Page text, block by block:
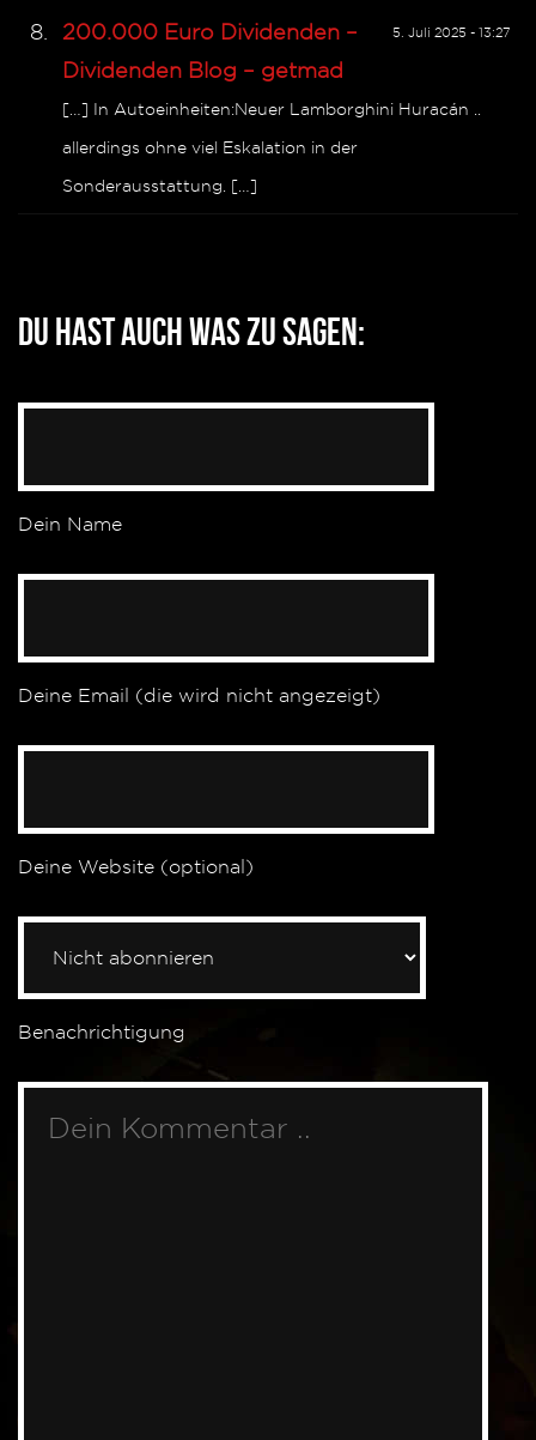
5. Juli 2025 - 13:27
200.000 Euro Dividenden –
Dividenden Blog – getmad
[…] In Autoeinheiten:Neuer Lamborghini Huracán ..
allerdings ohne viel Eskalation in der
Sonderausstattung. […]
Du hast auch was zu sagen:
Dein Name
Deine Email (die wird nicht angezeigt)
Deine Website (optional)
Benachrichtigung